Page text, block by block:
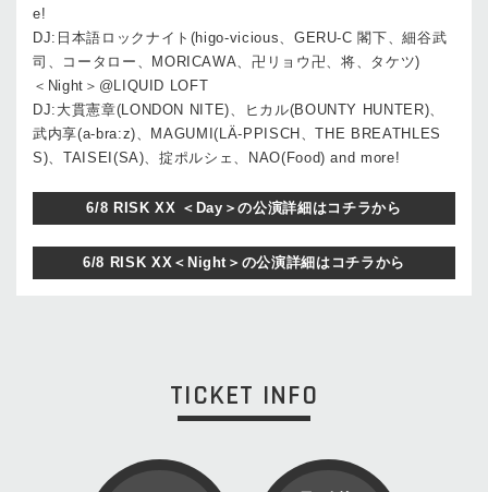
e!
DJ:日本語ロックナイト(higo-vicious、GERU-C 閣下、細谷武
司、コータロー、MORICAWA、卍リョウ卍、将、タケツ)
＜Night＞@LIQUID LOFT
DJ:大貫憲章(LONDON NITE)、ヒカル(BOUNTY HUNTER)、
武内享(a-bra:z)、MAGUMI(LÄ-PPISCH、THE BREATHLES
S)、TAISEI(SA)、掟ポルシェ、NAO(Food) and more!
6/8 RISK XX ＜Day＞の公演詳細はコチラから
6/8 RISK XX＜Night＞の公演詳細はコチラから
TICKET INFO